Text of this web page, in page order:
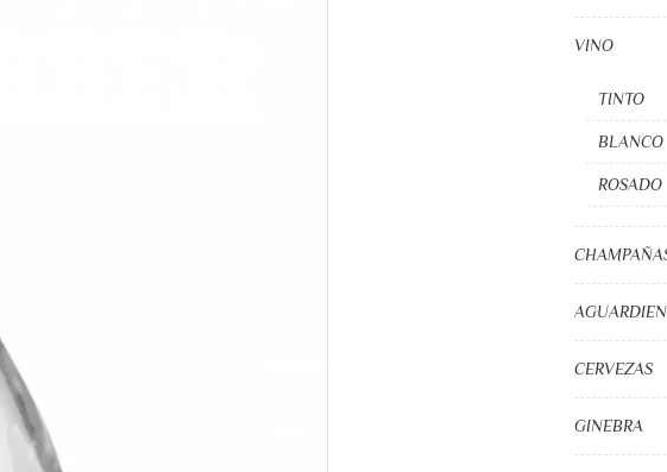
VINO
TINTO
BLANCO
ROSADO
CERVEZAS
GINEBRA